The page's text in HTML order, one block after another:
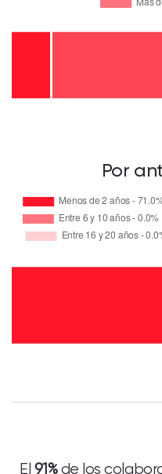
Por
El 91%de los